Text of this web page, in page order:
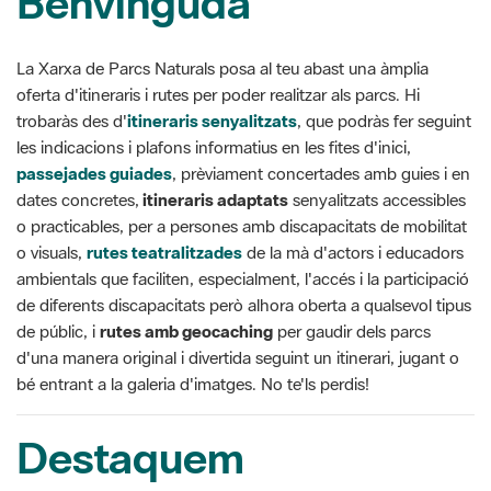
La Xarxa de Parcs Naturals posa al teu abast una àmplia
oferta d'itineraris i rutes per poder realitzar als parcs. Hi
trobaràs des d'itineraris senyalitzats, que podràs fer seguint
les indicacions i plafons informatius en les fites d'inici,
passejades guiades, prèviament concertades amb guies i en
dates concretes, itineraris adaptats senyalitzats accessibles
o practicables, per a persones amb discapacitats de mobilitat
o visuals, rutes teatralitzades de la mà d'actors i educadors
ambientals que faciliten, especialment, l'accés i la participació
de diferents discapacitats però alhora oberta a qualsevol tipus
de públic, i rutes ambgeocaching per gaudir dels parcs
d'una manera original i divertida seguint un itinerari, jugant o
bé entrant a la galeria d'imatges. No te'ls perdis!
Destaquem